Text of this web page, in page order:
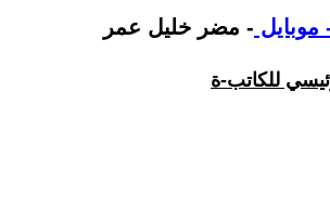
موبايل - مضر خليل عمر
للكاتب-ة